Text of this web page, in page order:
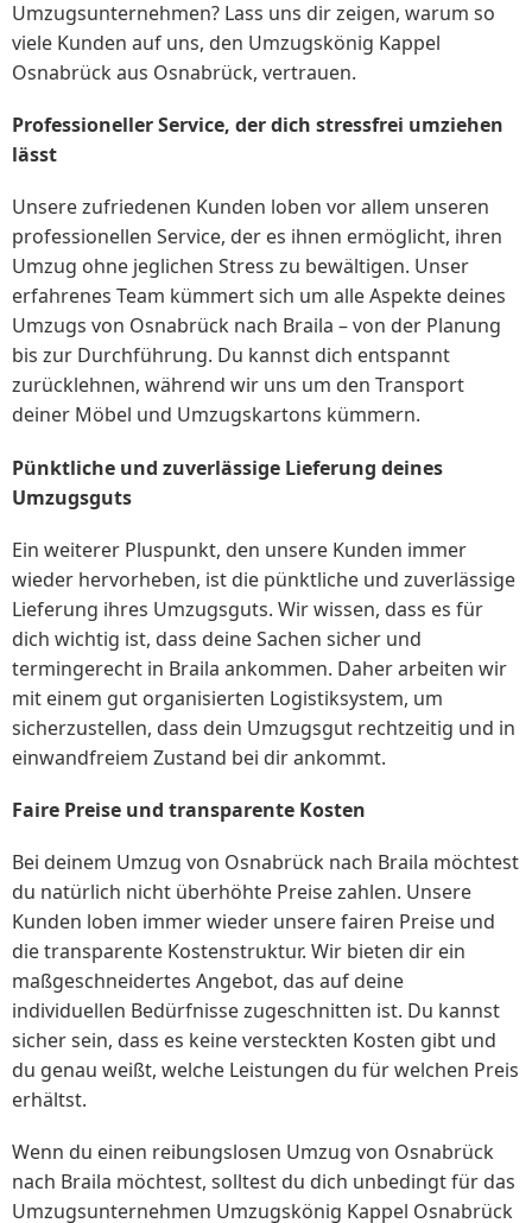
Umzugsunternehmen? Lass uns dir zeigen, warum so
viele Kunden auf uns, den Umzugskönig Kappel
Osnabrück aus Osnabrück, vertrauen.
Professioneller Service, der dich stressfrei umziehen
lässt
Unsere zufriedenen Kunden loben vor allem unseren
professionellen Service, der es ihnen ermöglicht, ihren
Umzug ohne jeglichen Stress zu bewältigen. Unser
erfahrenes Team kümmert sich um alle Aspekte deines
Umzugs von Osnabrück nach Braila – von der Planung
bis zur Durchführung. Du kannst dich entspannt
zurücklehnen, während wir uns um den Transport
deiner Möbel und Umzugskartons kümmern.
Pünktliche und zuverlässige Lieferung deines
Umzugsguts
Ein weiterer Pluspunkt, den unsere Kunden immer
wieder hervorheben, ist die pünktliche und zuverlässige
Lieferung ihres Umzugsguts. Wir wissen, dass es für
dich wichtig ist, dass deine Sachen sicher und
termingerecht in Braila ankommen. Daher arbeiten wir
mit einem gut organisierten Logistiksystem, um
sicherzustellen, dass dein Umzugsgut rechtzeitig und in
einwandfreiem Zustand bei dir ankommt.
Faire Preise und transparente Kosten
Bei deinem Umzug von Osnabrück nach Braila möchtest
du natürlich nicht überhöhte Preise zahlen. Unsere
Kunden loben immer wieder unsere fairen Preise und
die transparente Kostenstruktur. Wir bieten dir ein
maßgeschneidertes Angebot, das auf deine
individuellen Bedürfnisse zugeschnitten ist. Du kannst
sicher sein, dass es keine versteckten Kosten gibt und
du genau weißt, welche Leistungen du für welchen Preis
erhältst.
Wenn du einen reibungslosen Umzug von Osnabrück
nach Braila möchtest, solltest du dich unbedingt für das
Umzugsunternehmen Umzugskönig Kappel Osnabrück